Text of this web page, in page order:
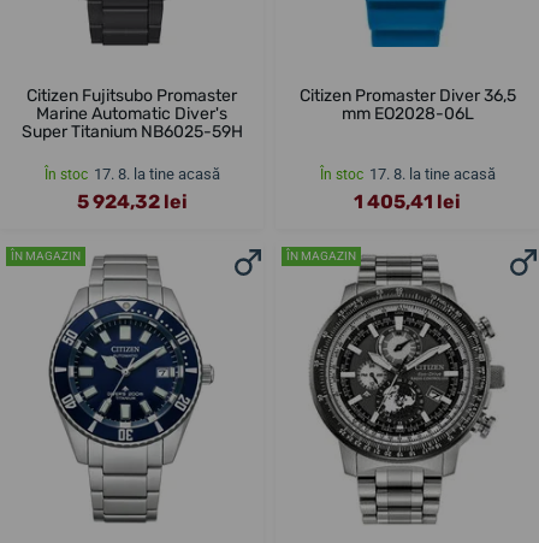
Citizen Fujitsubo Promaster
Marine Automatic Diver's
Super Titanium NB6025-59H
În stoc 17. 8. la tine acasă
5 924,32 lei
Citizen Promaster Diver 36,5
mm EO2028-06L
În stoc 17. 8. la tine acasă
1 405,41 lei
ÎN MAGAZIN ÎN MAGAZIN